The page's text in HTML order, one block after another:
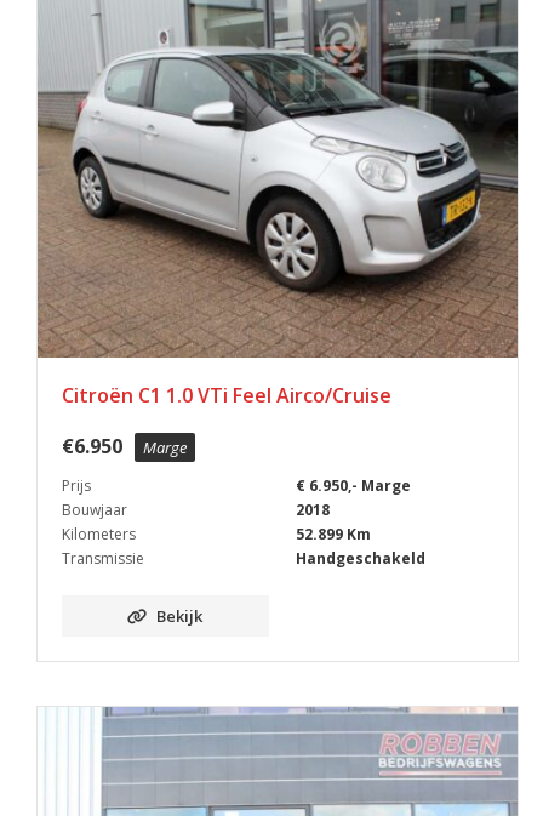
Citroën C1 1.0 VTi Feel Airco/Cruise
€6.950 Marge
Prijs
€ 6.950,- Marge
Bouwjaar
2018
Kilometers
52.899 Km
Transmissie
Handgeschakeld
Bekijk